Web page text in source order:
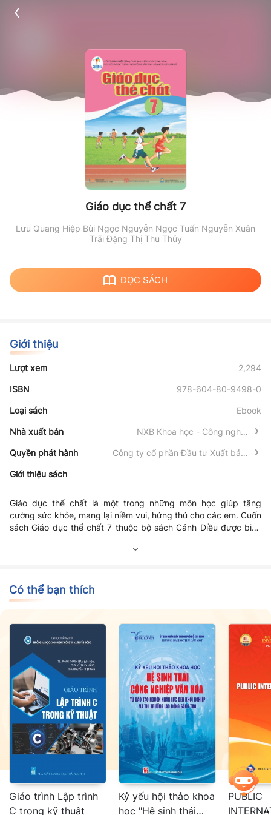
Giáo dục thể chất 7
Lưu Quang Hiệp Bùi Ngọc Nguyễn Ngọc Tuấn Nguyễn Xuân
Trãi Đặng Thị Thu Thủy
ĐỌC SÁCH
Giới thiệu
Lượt xem 2,294
ISBN 978-604-80-9498-0
Loại sách Ebook
Nhà xuất bản
NXB Khoa học - Công nghệ -
Quyền phát hành
Công ty cổ phần Đầu tư Xuất bản -
Giới thiệu sách
Giáo dục thể chất là một trong những môn học giúp tăng
cường sức khỏe, mang lại niềm vui, hứng thú cho các em. Cuốn
sách Giáo dục thể chất 7 thuộc bộ sách Cánh Diều được biên
phát huy khả năng tư duy, sáng tạo trong học tập và phát triển
Có thể bạn thích
Giáo trình Lập trình
C trong kỹ thuật
Kỷ yếu hội thảo khoa
học "Hệ sinh thái
PUBLIC